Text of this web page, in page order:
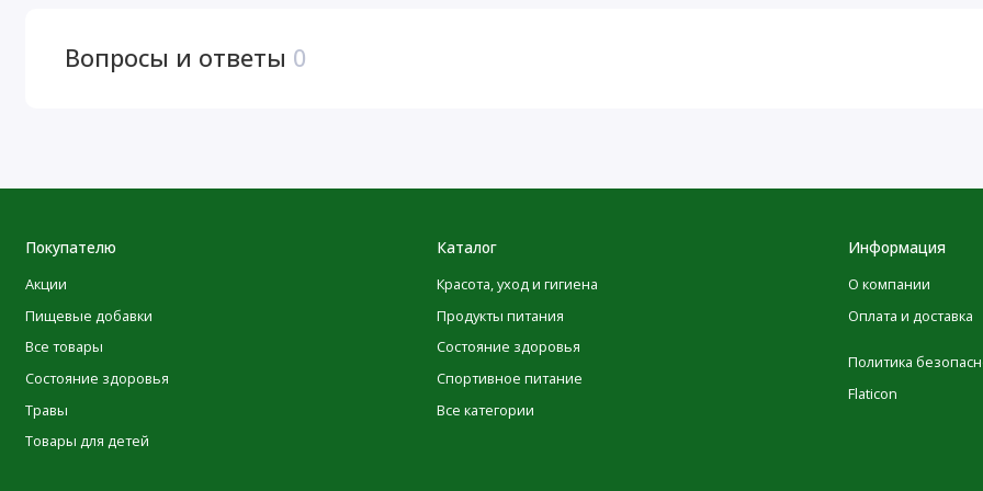
Гидролизат бычьего коллагена травяного откорма
Гиалуроновая кислота
† Процент от суточной нормы при условии потребления 2000 калорий в день.
* Суточная норма не определена.
Ингредиенты
Какао, натуральные ароматизаторы, лимонная кислота, экстракт стевии.
Вопросы и ответы 0
Покупателю
Акции
Пищевые добавки
Все товары
Состояние здоровья
Травы
Товары для детей
Каталог
Красота, уход и гигиена
Продукты питания
Состояние здоровья
Спортивное питание
Все категории
Информация
О компании
Оплата и доставка
Политика
Flaticon